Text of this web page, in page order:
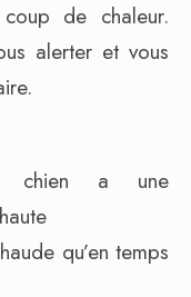
de chaleur.
alerter et vous
chien a une
qu’en temps